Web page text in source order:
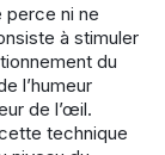
perce ni ne
à stimuler
du
l’humeur
de l’œil.
technique